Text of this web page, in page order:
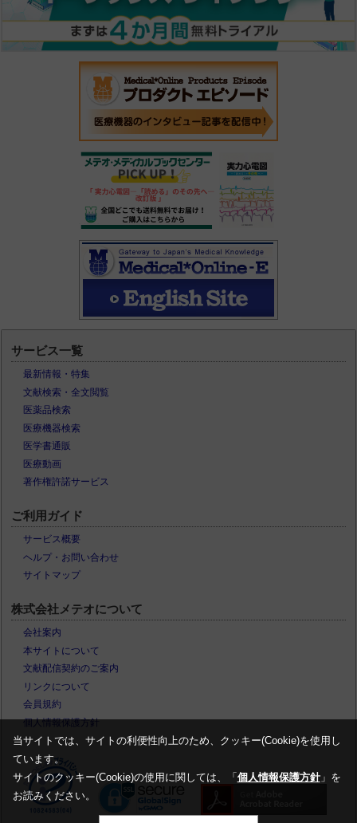
サービス一覧
最新情報・特集
文献検索・全文閲覧
医薬品検索
医療機器検索
医学書通販
医療動画
著作権許諾サービス
ご利用ガイド
サービス概要
ヘルプ・お問い合わせ
サイトマップ
株式会社メテオについて
会社案内
本サイトについて
文献配信契約のご案内
リンクについて
会員規約
個人情報保護方針
当サイトでは、サイトの利便性向上のため、クッキー(Cookie)を使用し
ています。
サイトのクッキー(Cookie)の使用に関しては、「 個人情報保護方針」を
お読みください。